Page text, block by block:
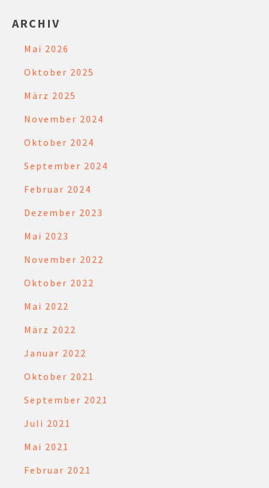
ARCHIV
Mai 2026
Oktober 2025
März 2025
November 2024
Oktober 2024
September 2024
Februar 2024
Dezember 2023
Mai 2023
November 2022
Oktober 2022
Mai 2022
März 2022
Januar 2022
Oktober 2021
September 2021
Juli 2021
Mai 2021
Februar 2021